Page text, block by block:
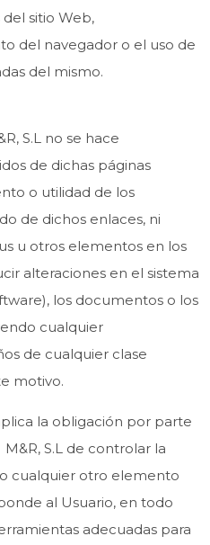
sitio Web,
del navegador o el uso de
del mismo.
S.L no se hace
de dichas páginas
o utilidad de los
de dichos enlaces, ni
u otros elementos en los
alteraciones en el sistema
los documentos o los
cualquier
de cualquier clase
motivo.
la obligación por parte
S.L de controlar la
cualquier otro elemento
al Usuario, en todo
adecuadas para